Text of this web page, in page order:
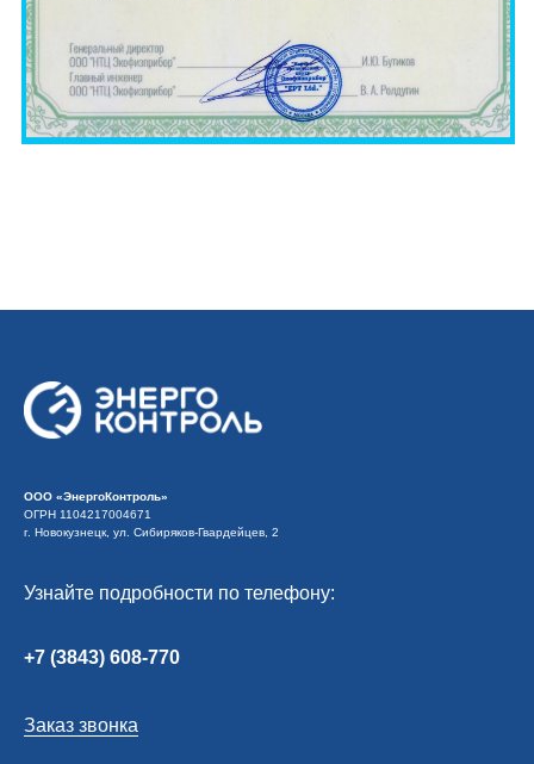
ООО «ЭнергоКонтроль»
ОГРН 1104217004671
г. Новокузнецк, ул. Сибиряков-Гвардейцев, 2
Узнайте подробности по телефону:
+7 (3843) 608-770
Заказ звонка